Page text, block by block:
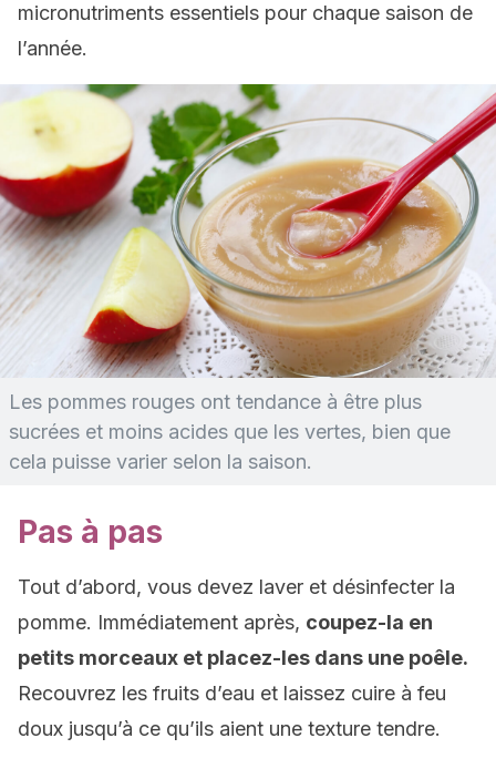
micronutriments essentiels pour chaque saison de
l’année.
Les pommes rouges ont tendance à être plus
sucrées et moins acides que les vertes, bien que
cela puisse varier selon la saison.
Pas à pas
Tout d’abord, vous devez laver et désinfecter la
pomme. Immédiatement après, coupez-la en
petits morceaux et placez-les dans une poêle.
Recouvrez les fruits d’eau et laissez cuire à feu
doux jusqu’à ce qu’ils aient une texture tendre.